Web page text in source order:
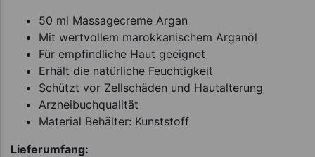
50 ml Massagecreme Argan
Mit wertvollem marokkanischem Arganöl
Für empfindliche Haut geeignet
Erhält die natürliche Feuchtigkeit
Schützt vor Zellschäden und Hautalterung
Arzneibuchqualität
Material Behälter: Kunststoff
Lieferumfang: